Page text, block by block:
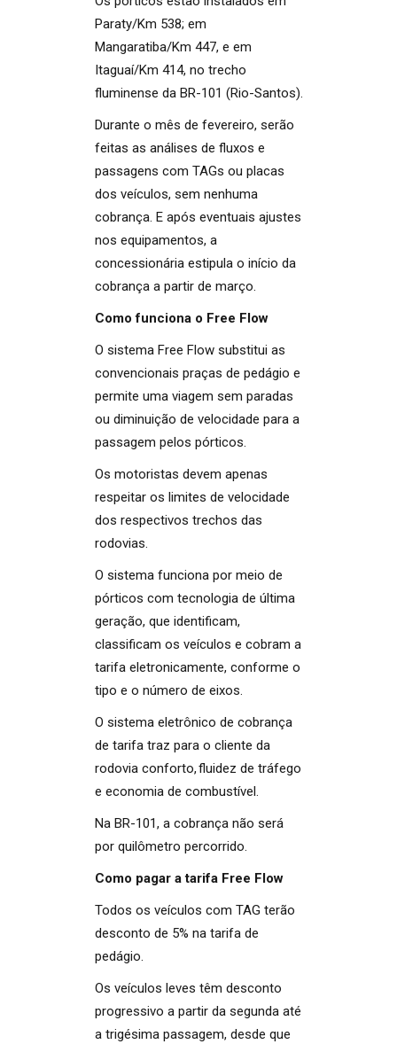
Paraty/Km 538; em
Mangaratiba/Km 447, e em
Itaguaí/Km 414, no trecho
fluminense da BR-101 (Rio-Santos).
Durante o mês de fevereiro, serão
feitas as análises de fluxos e
passagens com TAGs ou placas
dos veículos, sem nenhuma
cobrança. E após eventuais ajustes
nos equipamentos, a
concessionária estipula o início da
cobrança a partir de março.
Como funciona o Free Flow
O sistema Free Flow substitui as
convencionais praças de pedágio e
permite uma viagem sem paradas
ou diminuição de velocidade para a
passagem pelos pórticos.
Os motoristas devem apenas
respeitar os limites de velocidade
dos respectivos trechos das
rodovias.
O sistema funciona por meio de
pórticos com tecnologia de última
geração, que identificam,
classificam os veículos e cobram a
tarifa eletronicamente, conforme o
tipo e o número de eixos.
O sistema eletrônico de cobrança
de tarifa traz para o cliente da
rodovia conforto, fluidez de tráfego
e economia de combustível.
Na BR-101, a cobrança não será
por quilômetro percorrido.
Como pagar a tarifa Free Flow
Todos os veículos com TAG terão
desconto de 5% na tarifa de
pedágio.
Os veículos leves têm desconto
progressivo a partir da segunda até
a trigésima passagem, desde que